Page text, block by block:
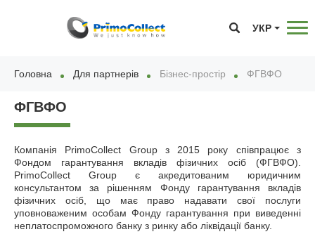
УКР
Головна Для партнерів Бізнес-простір ФГВФО
ФГВФО
Компанія PrimoCollect Group з 2015 року співпрацює з
Фондом гарантування вкладів фізичних осіб (ФГВФО).
PrimoCollect Group є акредитованим юридичним
консультантом за рішенням Фонду гарантування вкладів
фізичних осіб, що має право надавати свої послуги
уповноваженим особам Фонду гарантування при виведенні
неплатоспроможного банку з ринку або ліквідації банку.